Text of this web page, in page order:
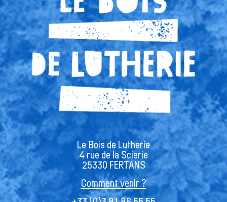
Le Bois de Lutherie
4 rue de la Scierie
25330 FERTANS
Comment venir ?